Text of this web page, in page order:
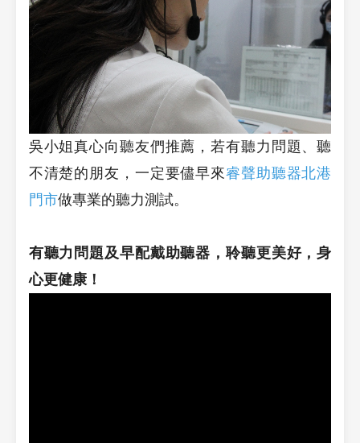
吳小姐真心向聽友們推薦，若有聽力問題、聽
不清楚的朋友，一定要儘早來睿聲助聽器北港
門市做專業的聽力測試。
有聽力問題及早配戴助聽器，聆聽更美好，身
心更健康！